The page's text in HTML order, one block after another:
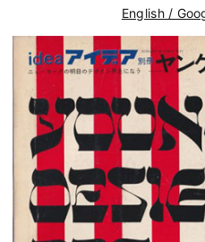
English /